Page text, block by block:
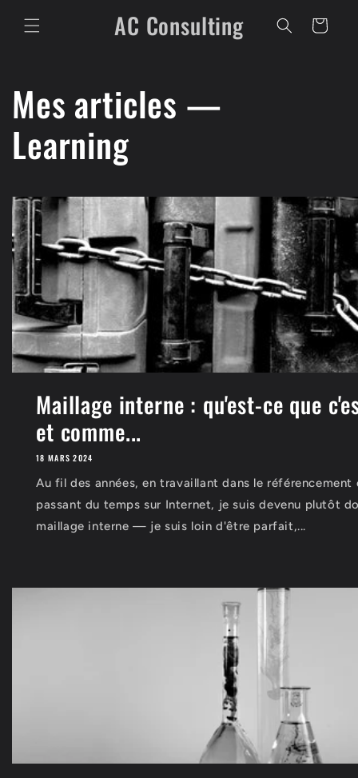
passer
au
AC Consulting Panier
Mes articles —
Learning
Maillage interne : qu'est-ce que
et comme...
18 MARS 2024
Au fil des années, en travaillant dans le référencement
passant du temps sur Internet, je suis devenu plutôt
maillage interne — je suis loin d'être parfait,...